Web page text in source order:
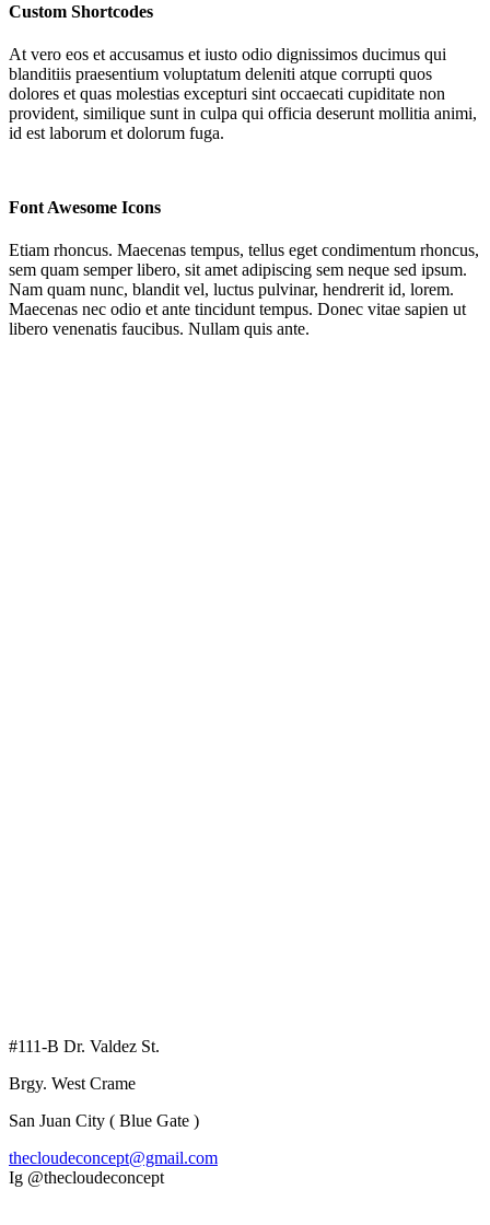
Custom Shortcodes
At vero eos et accusamus et iusto odio dignissimos ducimus qui
blanditiis praesentium voluptatum deleniti atque corrupti quos
dolores et quas molestias excepturi sint occaecati cupiditate non
provident, similique sunt in culpa qui officia deserunt mollitia animi,
id est laborum et dolorum fuga.
Font Awesome Icons
Etiam rhoncus. Maecenas tempus, tellus eget condimentum rhoncus,
sem quam semper libero, sit amet adipiscing sem neque sed ipsum.
Nam quam nunc, blandit vel, luctus pulvinar, hendrerit id, lorem.
Maecenas nec odio et ante tincidunt tempus. Donec vitae sapien ut
libero venenatis faucibus. Nullam quis ante.
#111-B Dr. Valdez St.
Brgy. West Crame
San Juan City ( Blue Gate )
thecloudeconcept@gmail.com
Ig @thecloudeconcept